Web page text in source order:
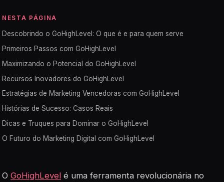
NESTA PÁGINA
Descobrindo o GoHighLevel: O que é e para quem serve
Primeiros Passos com GoHighLevel
Maximizando o Potencial do GoHighLevel
Recursos Inovadores do GoHighLevel
Estratégias de Marketing Vencedoras com GoHighLevel
Histórias de Sucesso: Casos Reais
Dicas e Truques para Dominar o GoHighLevel
O Futuro do Marketing Digital com GoHighLevel
O GoHighLevel é uma ferramenta revolucionária no